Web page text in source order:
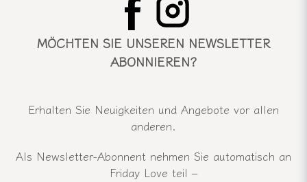
MÖCHTEN SIE UNSEREN NEWSLETTER
ABONNIEREN?
Erhalten Sie Neuigkeiten und Angebote vor allen
anderen.
Als Newsletter-Abonnent nehmen Sie automatisch an
Friday Love teil –